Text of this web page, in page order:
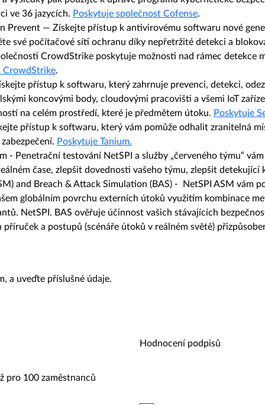
ve 36 jazycích. Poskytuje společnost Cofense.​
Prevent — Získejte přístup k antivirovému softwaru nové
své počítačové síti ochranu díky nepřetržité detekci a
CrowdStrike poskytuje možnosti nad rámec detekce
CrowdStrike.​
přístup k softwaru, který zahrnuje prevenci, detekci,
koncovými body, cloudovými pracovišti a všemi IoT
na celém prostředí, které je předmětem útoku. Poskytuje
přístup k softwaru, který vám pomůže odhalit zranitelná
Poskytuje Tanium.
- Penetrační testování NetSPI a služby „červeného týmu“
čase, zlepšit dovednosti vašeho týmu, zlepšit
and Breach & Attack Simulation (BAS) -
NetSPI ASM vám
globálním povrchu externích útoků využitím kombinace
NetSPI. BAS ověřuje účinnost vašich stávajících
a postupů (scénáře útoků v reálném světě)
a uveďte příslušné údaje.​
pro 100 zaměstnanců
Hodnocení podpisů